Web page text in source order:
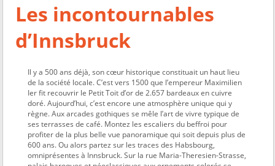
Les incontournables
d’Innsbruck
Il y a 500 ans déjà, son cœur historique constituait un haut lieu
de la société locale. C’est vers 1500 que l’empereur Maximilien
Ier fit recouvrir le Petit Toit d’or de 2.657 bardeaux en cuivre
doré. Aujourd’hui, c’est encore une atmosphère unique qui y
règne. Aux arcades gothiques se mêle l’art de vivre typique de
ses terrasses de café. Montez les escaliers du beffroi pour
profiter de la plus belle vue panoramique qui soit depuis plus de
600 ans. Ou alors partez sur les traces des Habsbourg,
omniprésentes à Innsbruck. Sur la rue Maria-Theresien-Strasse,